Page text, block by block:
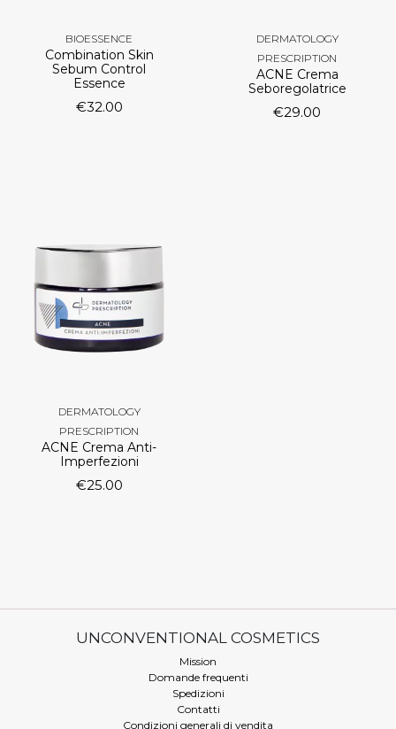
BIOESSENCE
Combination Skin
Sebum Control
Essence
€32.00
DERMATOLOGY
PRESCRIPTION
ACNE Crema
Seboregolatrice
€29.00
DERMATOLOGY
PRESCRIPTION
ACNE Crema Anti-
Imperfezioni
€25.00
UNCONVENTIONAL COSMETICS
Mission
Domande frequenti
Spedizioni
Contatti
Condizioni generali di vendita